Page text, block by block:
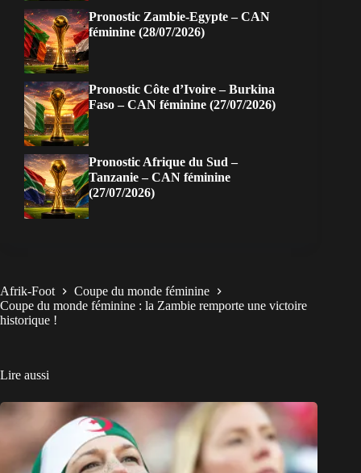
Pronostic Zambie-Egypte – CAN
féminine (28/07/2026)
Pronostic Côte d’Ivoire – Burkina
Faso – CAN féminine (27/07/2026)
Pronostic Afrique du Sud –
Tanzanie – CAN féminine
(27/07/2026)
Afrik-Foot
Coupe du monde féminine
Coupe du monde féminine : la Zambie remporte une victoire
historique !
Lire aussi